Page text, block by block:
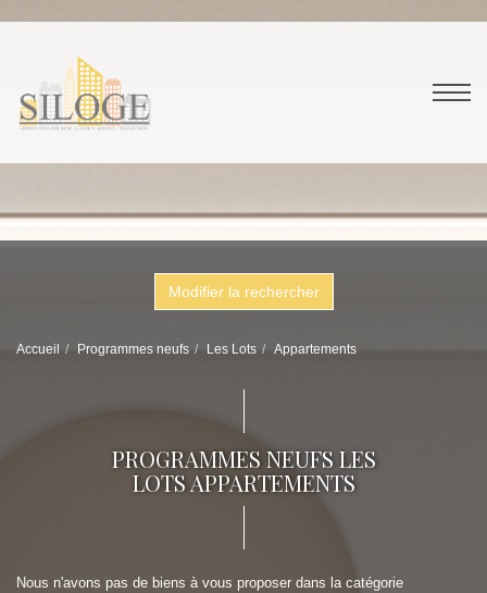
Modifier la rechercher
Accueil Programmes neufs Les Lots Appartements
PROGRAMMES NEUFS LES
LOTS APPARTEMENTS
Nous n'avons pas de biens à vous proposer dans la catégorie